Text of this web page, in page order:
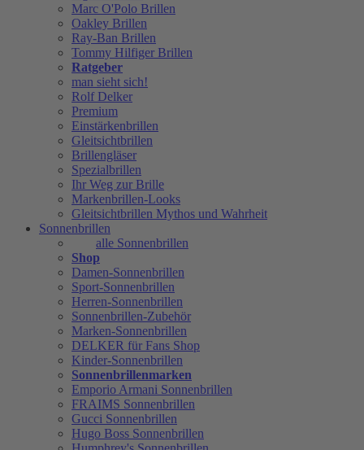
Marc O'Polo Brillen
Oakley Brillen
Ray-Ban Brillen
Tommy Hilfiger Brillen
Ratgeber
man sieht sich!
Rolf Delker
Premium
Einstärkenbrillen
Gleitsichtbrillen
Brillengläser
Spezialbrillen
Ihr Weg zur Brille
Markenbrillen-Looks
Gleitsichtbrillen Mythos und Wahrheit
Sonnenbrillen
alle Sonnenbrillen
Shop
Damen-Sonnenbrillen
Sport-Sonnenbrillen
Herren-Sonnenbrillen
Sonnenbrillen-Zubehör
Marken-Sonnenbrillen
DELKER für Fans Shop
Kinder-Sonnenbrillen
Sonnenbrillenmarken
Emporio Armani Sonnenbrillen
FRAIMS Sonnenbrillen
Gucci Sonnenbrillen
Hugo Boss Sonnenbrillen